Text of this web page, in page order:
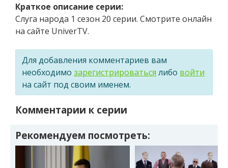
Краткое описание серии:
Слуга народа 1 сезон 20 серии. Смотрите онлайн
на сайте UniverTV.
Для добавления комментариев вам
необходимо зарегистрироваться либо войти
на сайт под своим именем.
Комментарии к серии
Рекомендуем посмотреть: